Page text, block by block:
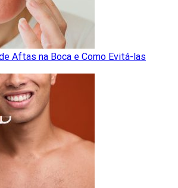
Aftas na Boca e Como Evitá-las